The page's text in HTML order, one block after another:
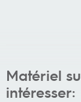
Matériel
intéresser: